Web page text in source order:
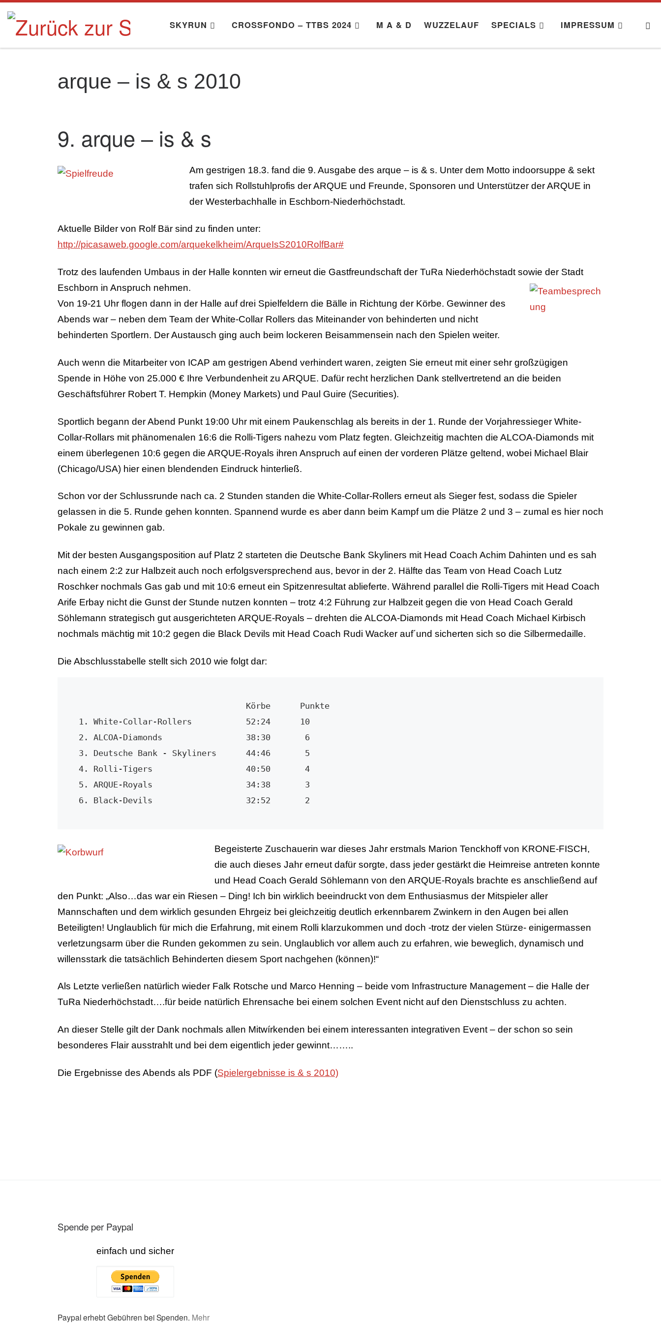
Zum Inhalt springen
SKYRUN CROSSFONDO – TTBS 2024 M A & D WUZZELAUF SPECIALS IMPRESSUM
arque – is & s 2010
9. arque – is & s
Am gestrigen 18.3. fand die 9. Ausgabe des arque – is & s. Unter dem Motto indoorsuppe & sekt
trafen sich Rollstuhlprofis der ARQUE und Freunde, Sponsoren und Unterstützer der ARQUE in
der Westerbachhalle in Eschborn-Niederhöchstadt.
Aktuelle Bilder von Rolf Bär sind zu finden unter:
http://picasaweb.google.com/arquekelkheim/ArqueIsS2010RolfBar#
Trotz des laufenden Umbaus in der Halle konnten wir erneut die Gastfreundschaft der TuRa Niederhöchstadt sowie der Stadt
Eschborn in Anspruch nehmen.
Von 19-21 Uhr flogen dann in der Halle auf drei Spielfeldern die Bälle in Richtung der Körbe. Gewinner des
Abends war – neben dem Team der White-Collar Rollers das Miteinander von behinderten und nicht
behinderten Sportlern. Der Austausch ging auch beim lockeren Beisammensein nach den Spielen weiter.
Auch wenn die Mitarbeiter von ICAP am gestrigen Abend verhindert waren, zeigten Sie erneut mit einer sehr großzügigen
Spende in Höhe von 25.000 € Ihre Verbundenheit zu ARQUE. Dafür recht herzlichen Dank stellvertretend an die beiden
Geschäftsführer Robert T. Hempkin (Money Markets) und Paul Guire (Securities).
Sportlich begann der Abend Punkt 19:00 Uhr mit einem Paukenschlag als bereits in der 1. Runde der Vorjahressieger White-
Collar-Rollars mit phänomenalen 16:6 die Rolli-Tigers nahezu vom Platz fegten. Gleichzeitig machten die ALCOA-Diamonds mit
einem überlegenen 10:6 gegen die ARQUE-Royals ihren Anspruch auf einen der vorderen Plätze geltend, wobei Michael Blair
(Chicago/USA) hier einen blendenden Eindruck hinterließ.
Schon vor der Schlussrunde nach ca. 2 Stunden standen die White-Collar-Rollers erneut als Sieger fest, sodass die Spieler
gelassen in die 5. Runde gehen konnten. Spannend wurde es aber dann beim Kampf um die Plätze 2 und 3 – zumal es hier noch
Pokale zu gewinnen gab.
Mit der besten Ausgangsposition auf Platz 2 starteten die Deutsche Bank Skyliners mit Head Coach Achim Dahinten und es sah
nach einem 2:2 zur Halbzeit auch noch erfolgsversprechend aus, bevor in der 2. Hälfte das Team von Head Coach Lutz
Roschker nochmals Gas gab und mit 10:6 erneut ein Spitzenresultat ablieferte. Während parallel die Rolli-Tigers mit Head Coach
Arife Erbay nicht die Gunst der Stunde nutzen konnten – trotz 4:2 Führung zur Halbzeit gegen die von Head Coach Gerald
Söhlemann strategisch gut ausgerichteten ARQUE-Royals – drehten die ALCOA-Diamonds mit Head Coach Michael Kirbisch
nochmals mächtig mit 10:2 gegen die Black Devils mit Head Coach Rudi Wacker auf´und sicherten sich so die Silbermedaille.
Die Abschlusstabelle stellt sich 2010 wie folgt dar:
1. White-Collar-Rollers           52:24      10
2. ALCOA-Diamonds                 38:30       6
3. Deutsche Bank - Skyliners      44:46       5
4. Rolli-Tigers                   40:50       4
5. ARQUE-Royals                   34:38       3
6. Black-Devils                   32:52       2
Begeisterte Zuschauerin war dieses Jahr erstmals Marion Tenckhoff von KRONE-FISCH,
die auch dieses Jahr erneut dafür sorgte, dass jeder gestärkt die Heimreise antreten konnte
und Head Coach Gerald Söhlemann von den ARQUE-Royals brachte es anschließend auf
den Punkt: „Also…das war ein Riesen – Ding! Ich bin wirklich beeindruckt von dem Enthusiasmus der Mitspieler aller
Mannschaften und dem wirklich gesunden Ehrgeiz bei gleichzeitig deutlich erkennbarem Zwinkern in den Augen bei allen
Beteiligten! Unglaublich für mich die Erfahrung, mit einem Rolli klarzukommen und doch -trotz der vielen Stürze- einigermassen
verletzungsarm über die Runden gekommen zu sein. Unglaublich vor allem auch zu erfahren, wie beweglich, dynamisch und
willensstark die tatsächlich Behinderten diesem Sport nachgehen (können)!“
Als Letzte verließen natürlich wieder Falk Rotsche und Marco Henning – beide vom Infrastructure Management – die Halle der
TuRa Niederhöchstadt….für beide natürlich Ehrensache bei einem solchen Event nicht auf den Dienstschluss zu achten.
An dieser Stelle gilt der Dank nochmals allen Mitwírkenden bei einem interessanten integrativen Event – der schon so sein
besonderes Flair ausstrahlt und bei dem eigentlich jeder gewinnt……..
Die Ergebnisse des Abends als PDF (Spielergebnisse is & s 2010)
Spende per Paypal
einfach und sicher
Paypal erhebt Gebühren bei Spenden. Mehr